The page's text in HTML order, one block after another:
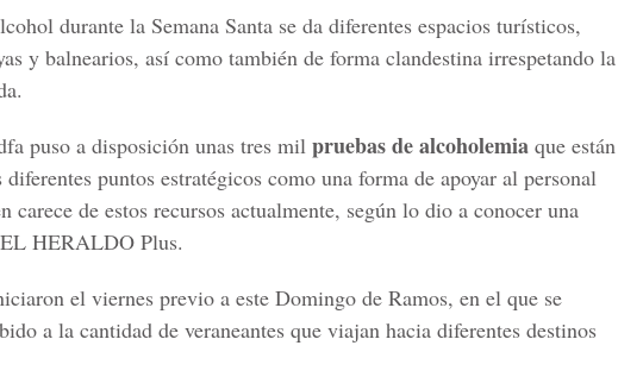
durante la Semana Santa se da diferentes espacios turísticos,
y balnearios, así como también de forma clandestina irrespetando la
puso a disposición unas tres mil pruebas de alcoholemia que están
puntos estratégicos como una forma de apoyar al personal
carece de estos recursos actualmente, según lo dio a conocer una
HERALDO Plus.
el viernes previo a este Domingo de Ramos, en el que se
a la cantidad de veraneantes que viajan hacia diferentes destinos